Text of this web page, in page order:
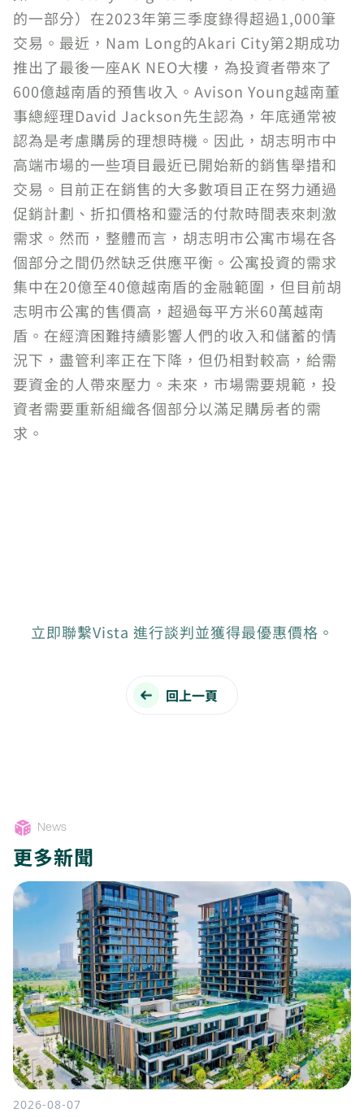
的一部分）在2023年第三季度錄得超過1,000筆
交易。最近，Nam Long的Akari City第2期成功
推出了最後一座AK NEO大樓，為投資者帶來了
600億越南盾的預售收入。Avison Young越南董
事總經理David Jackson先生認為，年底通常被
認為是考慮購房的理想時機。因此，胡志明市中
高端市場的一些項目最近已開始新的銷售舉措和
交易。目前正在銷售的大多數項目正在努力通過
促銷計劃、折扣價格和靈活的付款時間表來刺激
需求。然而，整體而言，胡志明市公寓市場在各
個部分之間仍然缺乏供應平衡。公寓投資的需求
集中在20億至40億越南盾的金融範圍，但目前胡
志明市公寓的售價高，超過每平方米60萬越南
盾。在經濟困難持續影響人們的收入和儲蓄的情
況下，盡管利率正在下降，但仍相對較高，給需
要資金的人帶來壓力。未來，市場需要規範，投
資者需要重新組織各個部分以滿足購房者的需
求。
立即聯繫Vista 進行談判並獲得最優惠價格。
回上一頁
News
更多新聞
2026-08-07